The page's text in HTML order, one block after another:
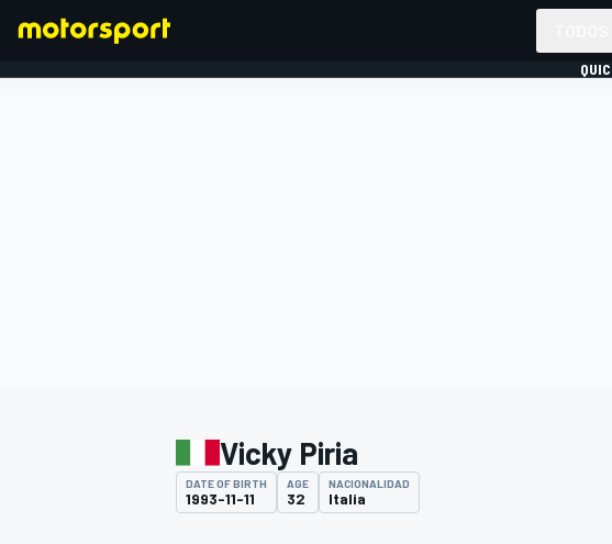
Vicky Piria
DATE OF BIRTH
1993-11-11
AGE
32
NACIONALIDAD
Italia